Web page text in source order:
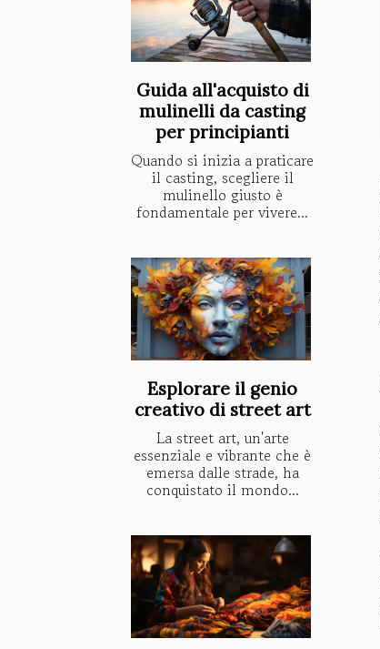
Guida all'acquisto di
mulinelli da casting
per principianti
Quando si inizia a praticare
il casting, scegliere il
mulinello giusto è
fondamentale per vivere...
Esplorare il genio
creativo di street art
La street art, un'arte
essenziale e vibrante che è
emersa dalle strade, ha
conquistato il mondo...